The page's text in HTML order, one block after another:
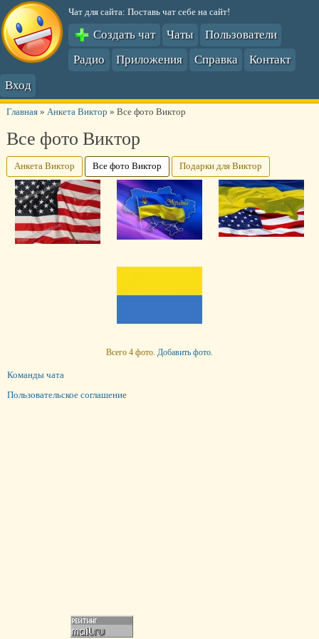
Чат для сайта: Поставь чат себе на сайт!
Создать чат Чаты
Пользователи
Радио
Приложения Справка
Контакт
Вход
Главная» Анкета Виктор » Все фото Виктор
Все фото Виктор
Анкета Виктор Все фото Виктор Подарки для Виктор
Всего 4 фото. Добавить фото.
Команды чата
Пользовательское соглашение